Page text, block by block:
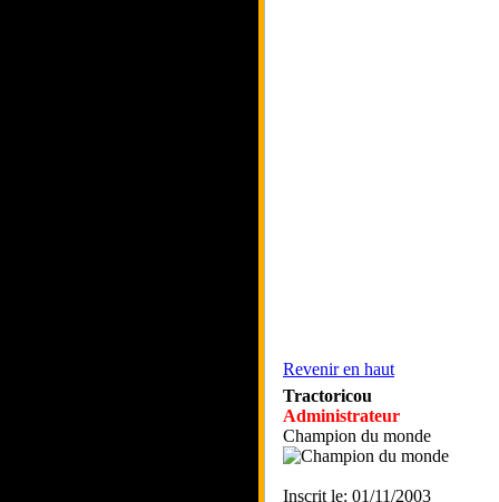
Revenir en haut
Tractoricou
Administrateur
Champion du monde
Inscrit le: 01/11/2003